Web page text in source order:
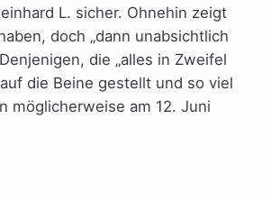
L. sicher. Ohnehin zeigt
doch „dann unabsichtlich
die „alles in Zweifel
die Beine gestellt und so viel
möglicherweise am 12. Juni